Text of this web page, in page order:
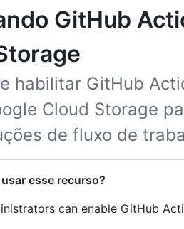
GitHub
habilitar GitHub
Cloud Storage
de fluxo de
esse recurso?
can enable GitHub